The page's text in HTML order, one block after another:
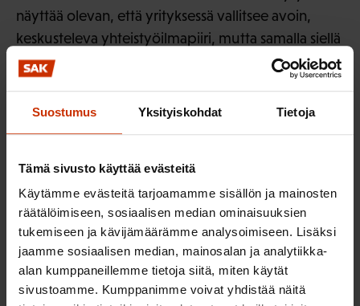
Suostumus Yksityiskohdat Tietoja
Tämä sivusto käyttää evästeitä
Käytämme evästeitä tarjoamamme sisällön ja mainosten
räätälöimiseen, sosiaalisen median ominaisuuksien
tukemiseen ja kävijämäärämme analysoimiseen. Lisäksi
jaamme sosiaalisen median, mainosalan ja analytiikka-
alan kumppaneillemme tietoja siitä, miten käytät
sivustoamme. Kumppanimme voivat yhdistää näitä
näyttää olevan, että yrityksessä vallitsee avoin,
keskusteleva yhteistyöilmapiiri, mutta samalla siellä
on tiettyä kurinalaisuutta, joka näkyy selkeänä
vastuunjakona ja suunnitelmallisuutena.
– Hyvin johdetussa kuljetusyrityksessä sattuu
LÖYDÄ LISÄÄ TÄMÄNKALTAISTA SISÄLTÖÄ:
TIEDOTTEET